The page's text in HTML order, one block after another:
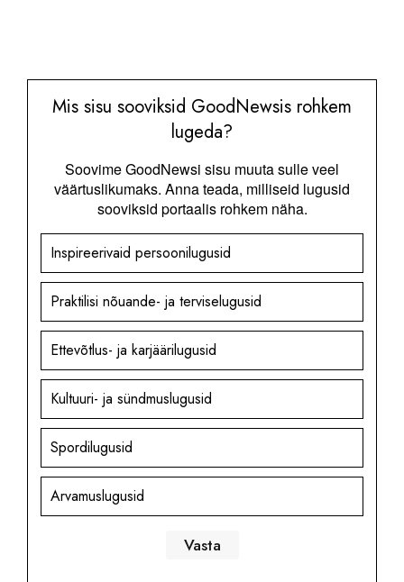
Mis sisu sooviksid GoodNewsis rohkem
lugeda?
Soovime GoodNewsi sisu muuta sulle veel
väärtuslikumaks. Anna teada, milliseid lugusid
sooviksid portaalis rohkem näha.
Inspireerivaid persoonilugusid
Praktilisi nõuande- ja terviselugusid
Ettevõtlus- ja karjäärilugusid
Kultuuri- ja sündmuslugusid
Spordilugusid
Arvamuslugusid